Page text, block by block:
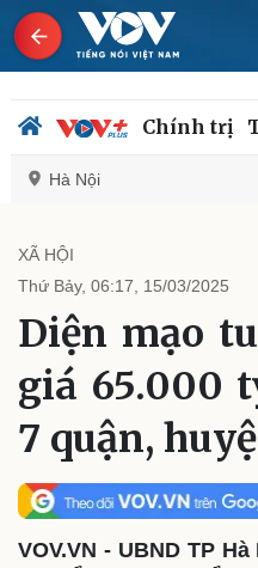
Chính trị
Hà Nội
Chính trị
Đảng
Tổ chức nhân sự
Quốc hội
Nhận diện sự thật
XÃ HỘI
Thứ Bảy, 06:17, 15/03/2025
Diện mạo
giá 65.000
7 quận,
VOV.VN - UBND TP